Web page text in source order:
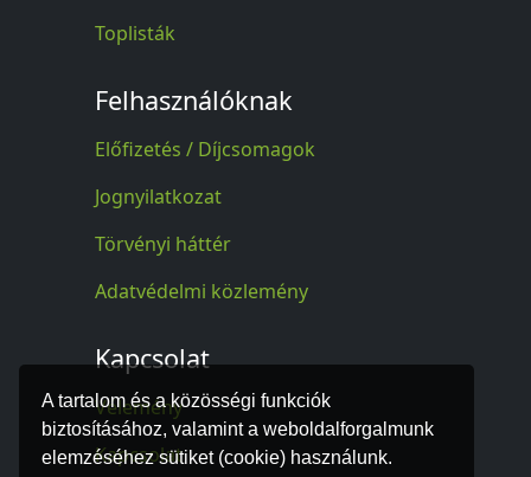
A tartalom és a közösségi funkciók
biztosításához, valamint a weboldalforgalmunk
elemzéséhez sütiket (cookie) használunk.
Toplisták
Felhasználóknak
Előfizetés / Díjcsomagok
Jognyilatkozat
Törvényi háttér
Adatvédelmi közlemény
Kapcsolat
Vélemény
Kapcsolat